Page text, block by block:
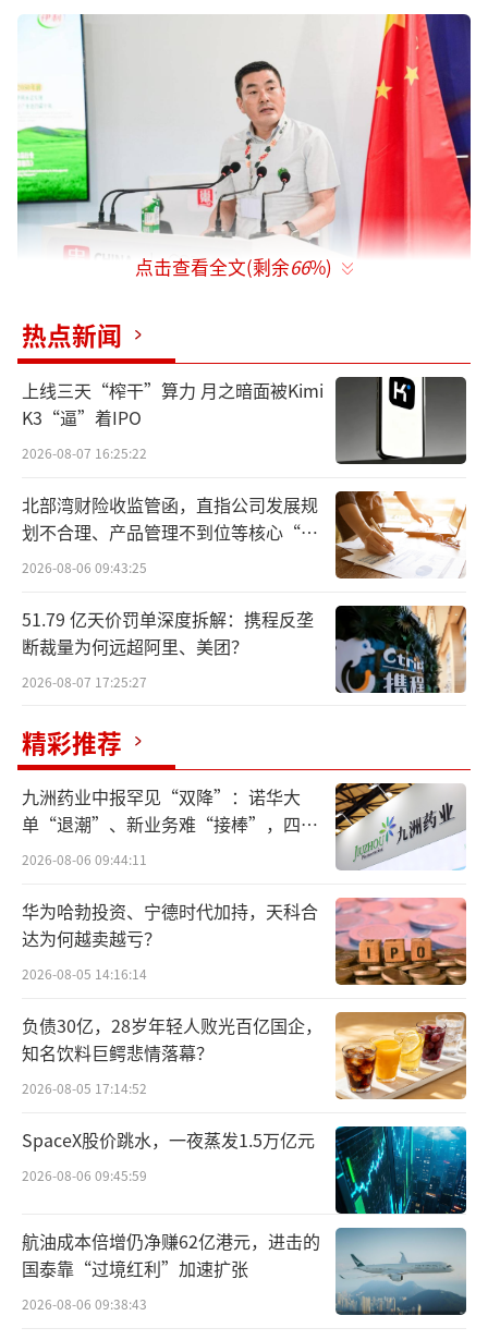
伊利集团副总裁徐克分享伊利“双足迹”全链减碳方案
本届大会聚焦多项重要气候议题，呼吁全
球携手为应对气候危机寻找共同解决方案，加
的转型。凭借在节能环保领域的卓越探索，伊
利已经连续三次受邀参加大会。徐克表示，在
应对全球气候变化这一重大课题上，不应是旁
观者，而是积极的参与者。伊利集团旗下欣活
品牌更是在2023年就对原料种植、加工、运输
等环节进行了全生命周期的水资源消耗核查，
由必维认证“水足迹”证书。欣活在全球人口
老龄化加速的背景下，把庞大的老年产业链率
先引入到水足迹保护议题中，扩大了可持续发
展的参与群体。
在此次大会期间，全新升级发布的《伊利
欣活中老年奶粉》是伊利集团在双碳控制领域
的探索结晶之一。据统计，中国60岁以上人口
已超2.8亿，对专业化健康解决方案的需求与日
点击查看全文(剩余66%)
热点新闻
上线三天“榨干”算力 月之暗面被Kimi
K3“逼”着IPO
2026-08-07 16:25:22
北部湾财险收监管函，直指公司发展规
划不合理、产品管理不到位等核心“痛
点”
2026-08-06 09:43:25
51.79 亿天价罚单深度拆解：携程反垄
断裁量为何远超阿里、美团？
2026-08-07 17:25:27
精彩推荐
九洲药业中报罕见“双降”：诺华大
单“退潮”、新业务难“接棒”，四大
难关待闯
2026-08-06 09:44:11
华为哈勃投资、宁德时代加持，天科合
达为何越卖越亏？
2026-08-05 14:16:14
负债30亿，28岁年轻人败光百亿国企，
知名饮料巨鳄悲情落幕？
2026-08-05 17:14:52
SpaceX股价跳水，一夜蒸发1.5万亿元
2026-08-06 09:45:59
航油成本倍增仍净赚62亿港元，进击的
国泰靠“过境红利”加速扩张
2026-08-06 09:38:43